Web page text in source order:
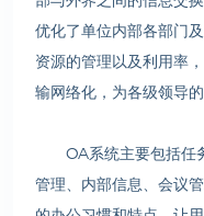
优化了单位内部各部门
资源的管理以及利用率
输网络化，为各级领导
OA系统主要包括任
管理、内部信息、会议